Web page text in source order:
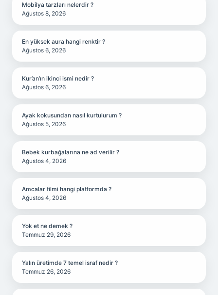
Mobilya tarzları nelerdir ?
Ağustos 8, 2026
En yüksek aura hangi renktir ?
Ağustos 6, 2026
Kur’an’ın ikinci ismi nedir ?
Ağustos 6, 2026
Ayak kokusundan nasıl kurtulurum ?
Ağustos 5, 2026
Bebek kurbağalarına ne ad verilir ?
Ağustos 4, 2026
Amcalar filmi hangi platformda ?
Ağustos 4, 2026
Yok et ne demek ?
Temmuz 29, 2026
Yalın üretimde 7 temel israf nedir ?
Temmuz 26, 2026